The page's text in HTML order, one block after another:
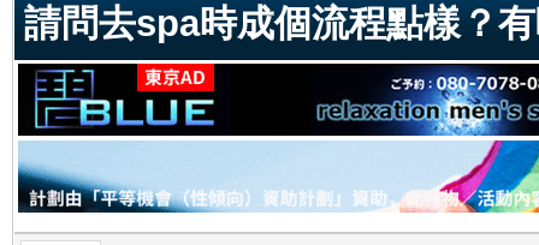
請問去spa時成個流程點樣？